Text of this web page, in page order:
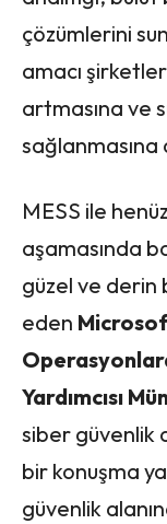
çözümlerini
amacı
artmasına ve
MESS ile
aşamasında
güzel ve derin
eden
Yardımcısı
siber güvenlik
bir konuşma
güvenlik